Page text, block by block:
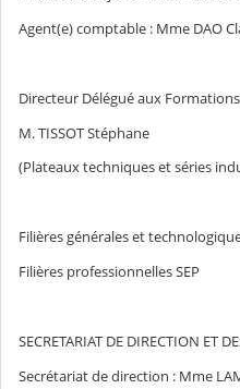
Agent(e) comptable : Mme DAO
Directeur Délégué aux
M. TISSOT Stéphane
(Plateaux techniques et séries
Filières générales et
Filières professionnelles SEP
SECRETARIAT DE DIRECTION ET
Secrétariat de direction : Mme